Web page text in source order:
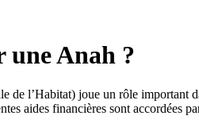
une Anah ?
l’Habitat) joue un rôle important
aides financières sont accordées